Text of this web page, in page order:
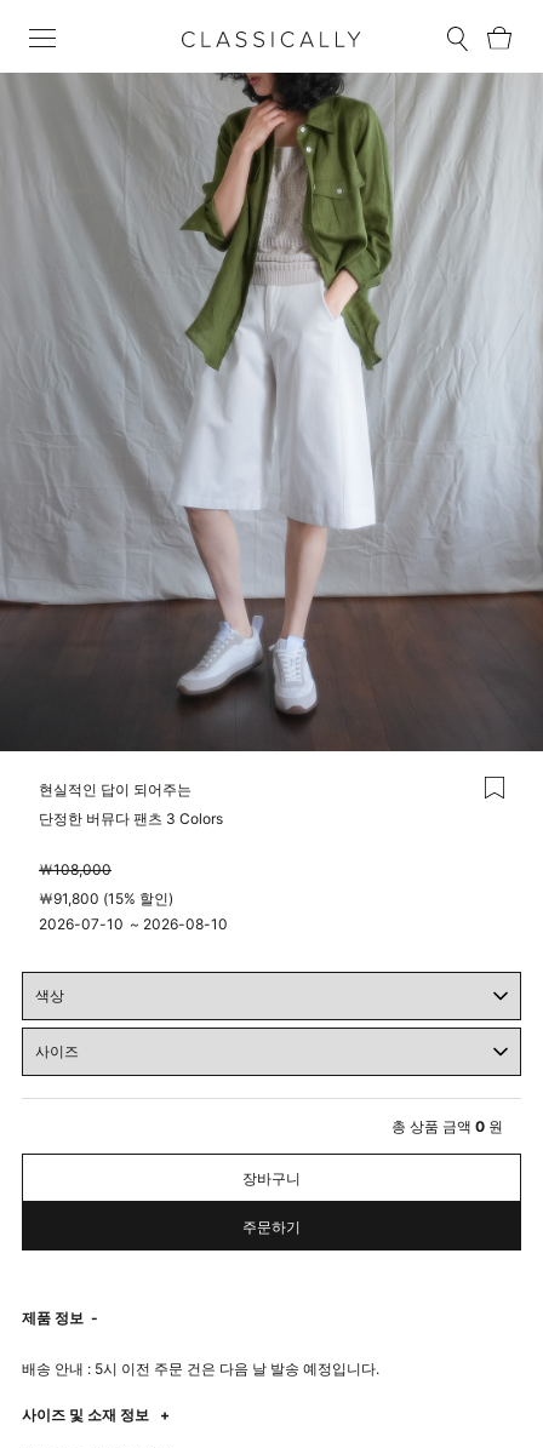
현실적인 답이 되어주는
단정한 버뮤다 팬츠 3 Colors
￦108,000
￦91,800 (15% 할인)
2026-07-10 ~ 2026-08-10
총 상품 금액 0 원
장바구니
주문하기
제품 정보 -
배송 안내 : 5시 이전 주문 건은 다음 날 발송 예정입니다.
사이즈 및 소재 정보 +